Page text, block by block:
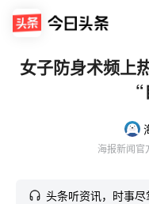
女子防身术频上
海报新闻官
头条听资讯，时事尽